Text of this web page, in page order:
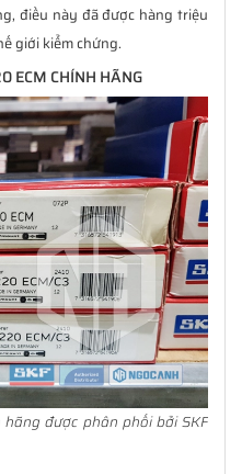
điều này đã được hàng triệu
giới kiểm chứng.
ECM CHÍNH HÃNG
được phân phối bởi SKF